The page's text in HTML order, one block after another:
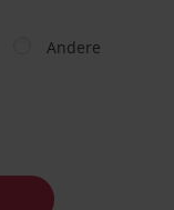
Andere